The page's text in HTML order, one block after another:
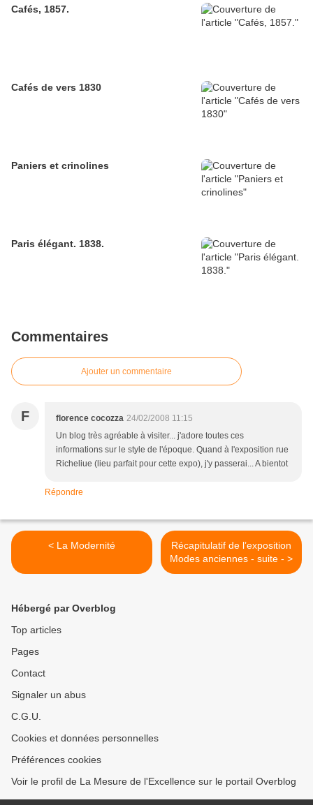
Cafés, 1857.
Cafés de vers 1830
Paniers et crinolines
Paris élégant. 1838.
Commentaires
Ajouter un commentaire
F florence cocozza 24/02/2008 11:15
Un blog très agréable à visiter... j'adore toutes ces
informations sur le style de l'époque. Quand à l'exposition rue
Richeliue (lieu parfait pour cette expo), j'y passerai... A bientot
Répondre
< La Modernité
Récapitulatif de l’exposition
Modes anciennes - suite - >
Hébergé par Overblog
Top articles
Pages
Contact
Signaler un abus
C.G.U.
Cookies et données personnelles
Préférences cookies
Voir le profil de La Mesure de l'Excellence sur le portail Overblog